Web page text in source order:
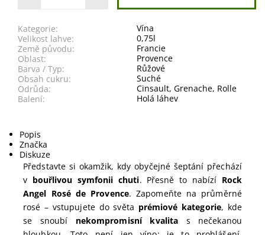
Kategorie:
Vína
Velikost lahve:
0,75l
Země původu:
Francie
Oblast:
Provence
Barva / Typ:
Růžové
Obsah cukru:
Suché
Odrůda:
Cinsault, Grenache, Rolle
Balení:
Holá láhev
Popis
Značka
Diskuze
Představte si okamžik, kdy obyčejné šeptání přechází
v bouřlivou symfonii chuti. Přesně to nabízí Rock
Angel Rosé de Provence. Zapomeňte na průměrné
rosé – vstupujete do světa prémiové kategorie, kde
se snoubí nekompromisní kvalita s nečekanou